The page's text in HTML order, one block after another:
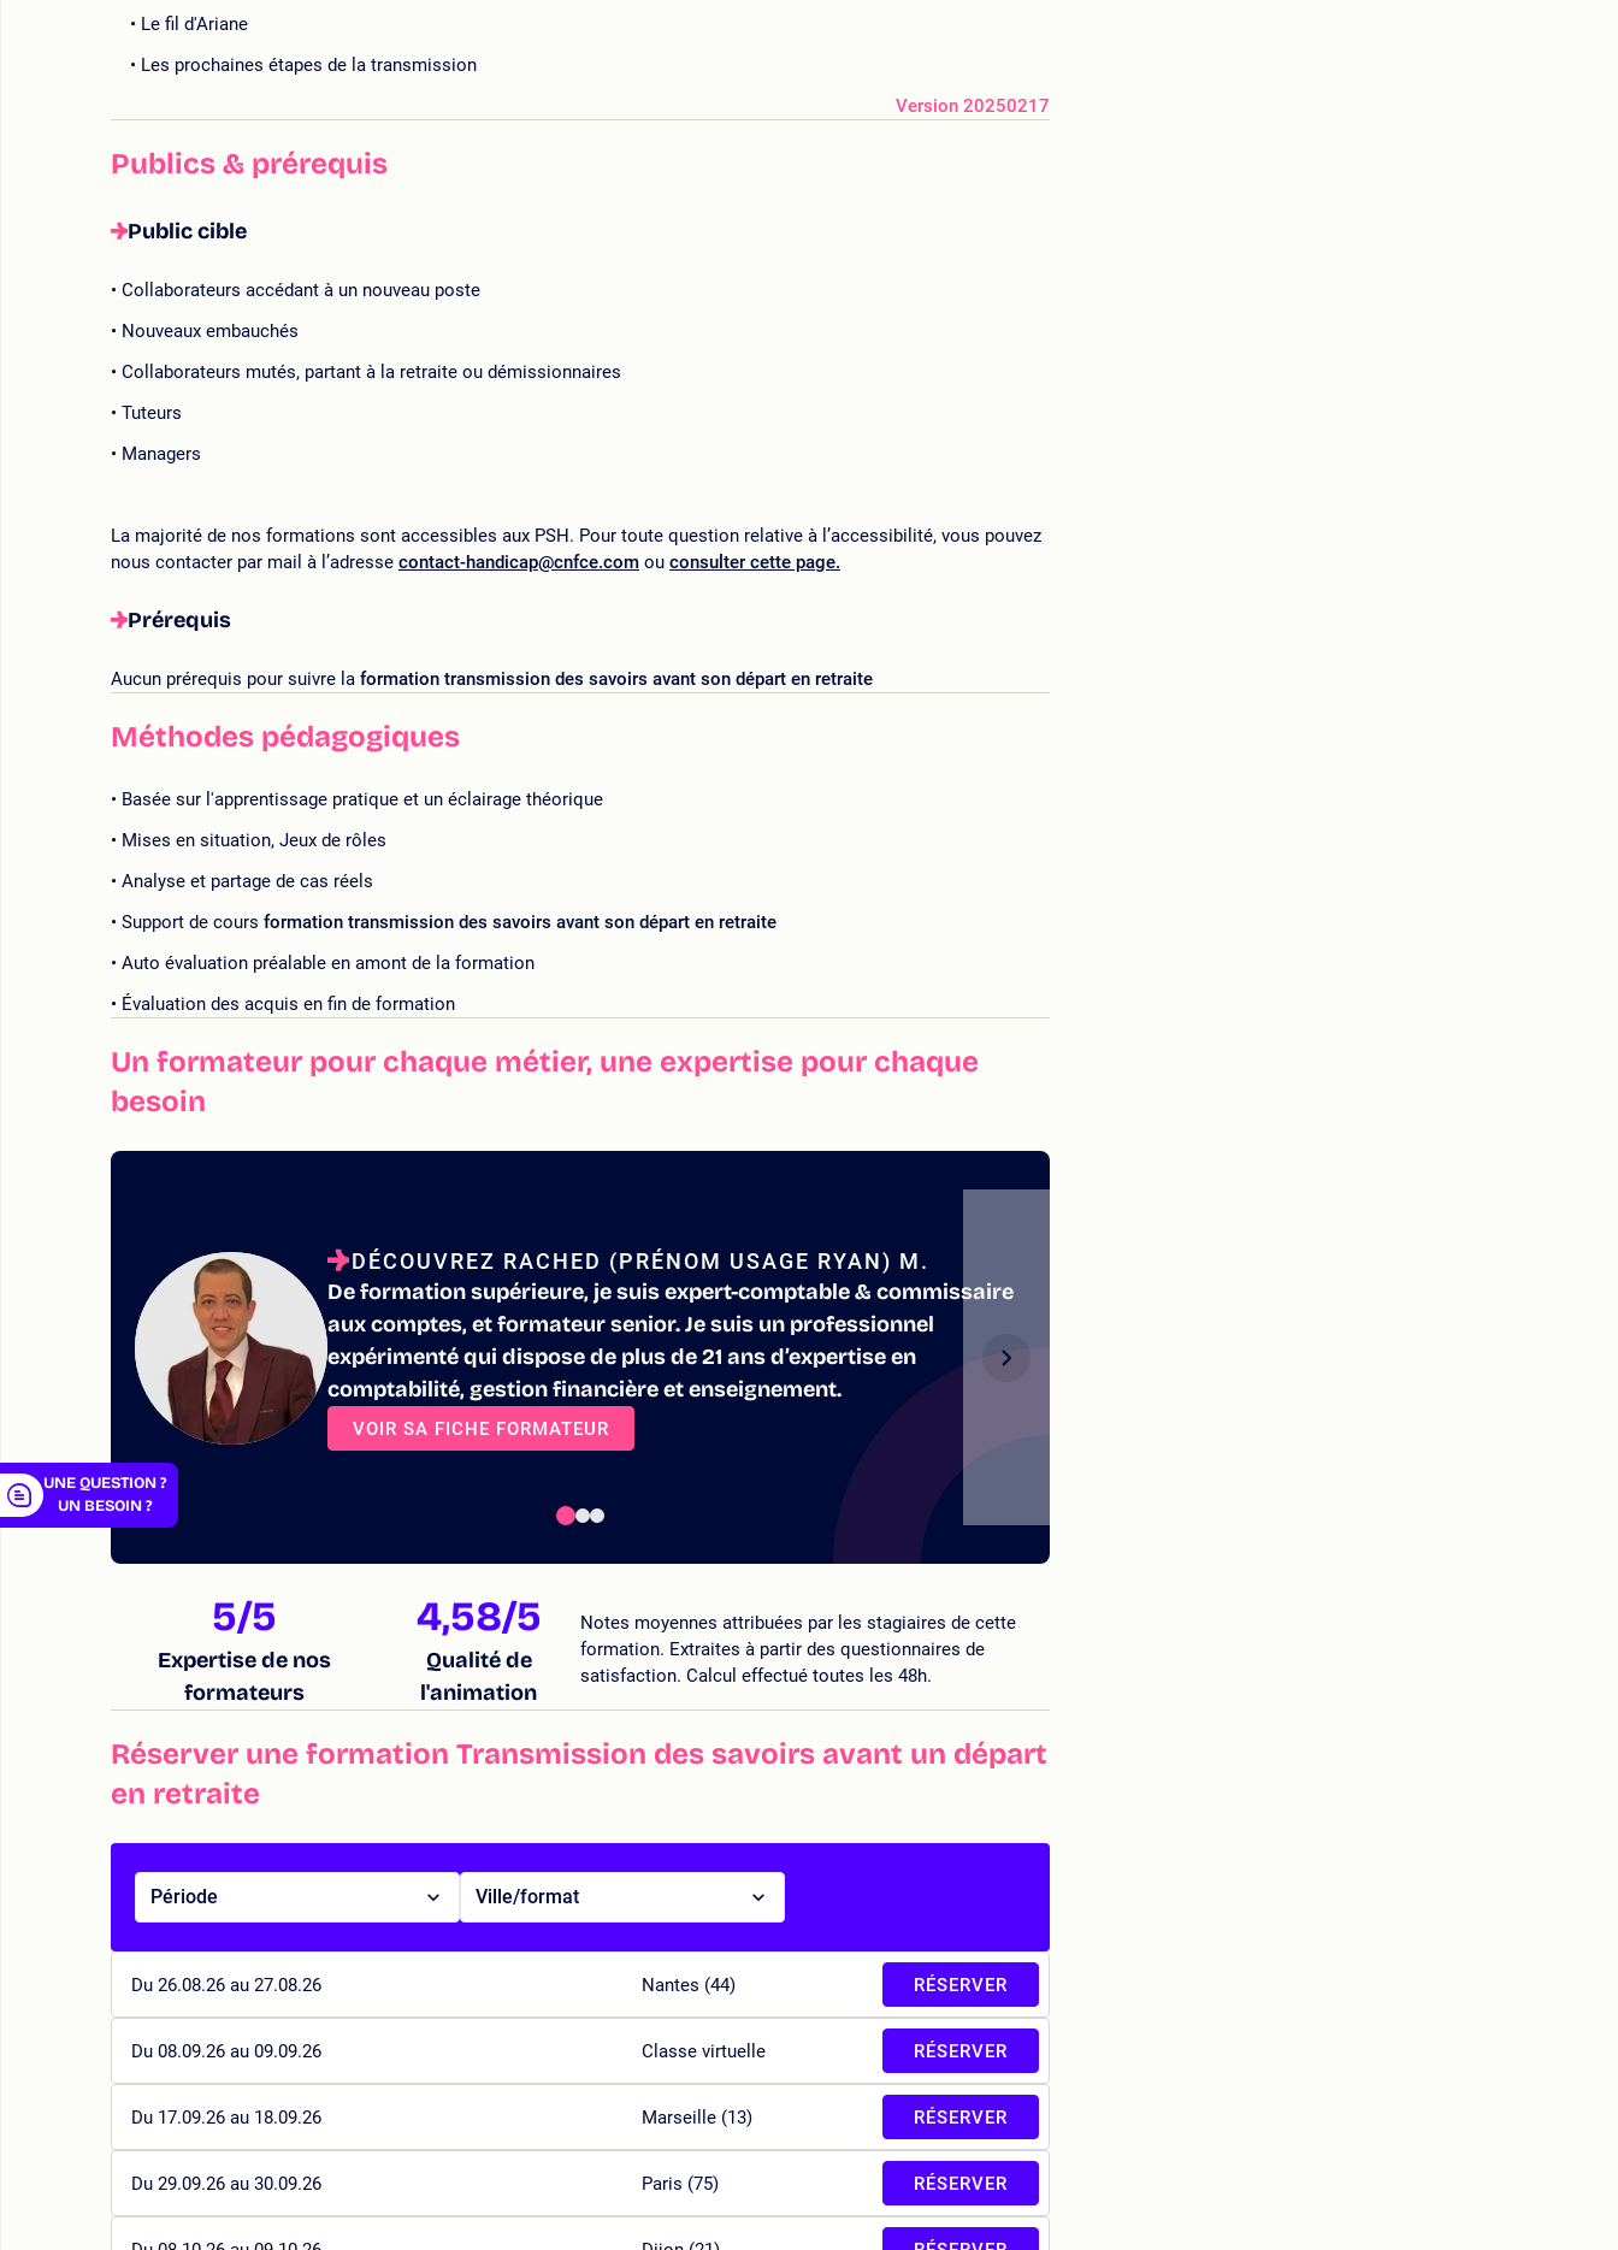
Le fil d'Ariane
Les prochaines étapes de la transmission
Version 20250217
Publics & prérequis
Public cible
Collaborateurs accédant à un nouveau poste
Nouveaux embauchés
Collaborateurs mutés, partant à la retraite ou démissionnaires
Tuteurs
Managers
La majorité de nos formations sont accessibles aux PSH. Pour toute question relative à l’accessibilité, vous pouvez
nous contacter par mail à l’adresse contact-handicap@cnfce.com ou consulter cette page.
Prérequis
Aucun prérequis pour suivre la formation transmission des savoirs avant son départ en retraite
Méthodes pédagogiques
Basée sur l'apprentissage pratique et un éclairage théorique
Mises en situation, Jeux de rôles
Analyse et partage de cas réels
Support de cours formation transmission des savoirs avant son départ en retraite
Auto évaluation préalable en amont de la formation
Évaluation des acquis en fin de formation
Un formateur pour chaque métier, une expertise pour chaque
besoin
DÉCOUVREZ RACHED (PRÉNOM USAGE RYAN) M.
De formation supérieure, je suis expert-comptable & commissaire
aux comptes, et formateur senior. Je suis un professionnel
expérimenté qui dispose de plus de 21 ans d’expertise en
comptabilité, gestion financière et enseignement.
VOIR SA FICHE FORMATEUR
5/5
Expertise de nos
formateurs
4,58/5
Qualité de
l'animation
Notes moyennes attribuées par les stagiaires de cette
formation. Extraites à partir des questionnaires de
satisfaction. Calcul effectué toutes les 48h.
Réserver une formation Transmission des savoirs avant un départ
en retraite
Période Ville/format
Du 26.08.26 au 27.08.26 Nantes (44) RÉSERVER
Du 08.09.26 au 09.09.26 Classe virtuelle RÉSERVER
Du 17.09.26 au 18.09.26 Marseille (13) RÉSERVER
Du 29.09.26 au 30.09.26 Paris (75) RÉSERVER
UNE QUESTION ?
UN BESOIN ?